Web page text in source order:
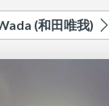
(和田唯我)